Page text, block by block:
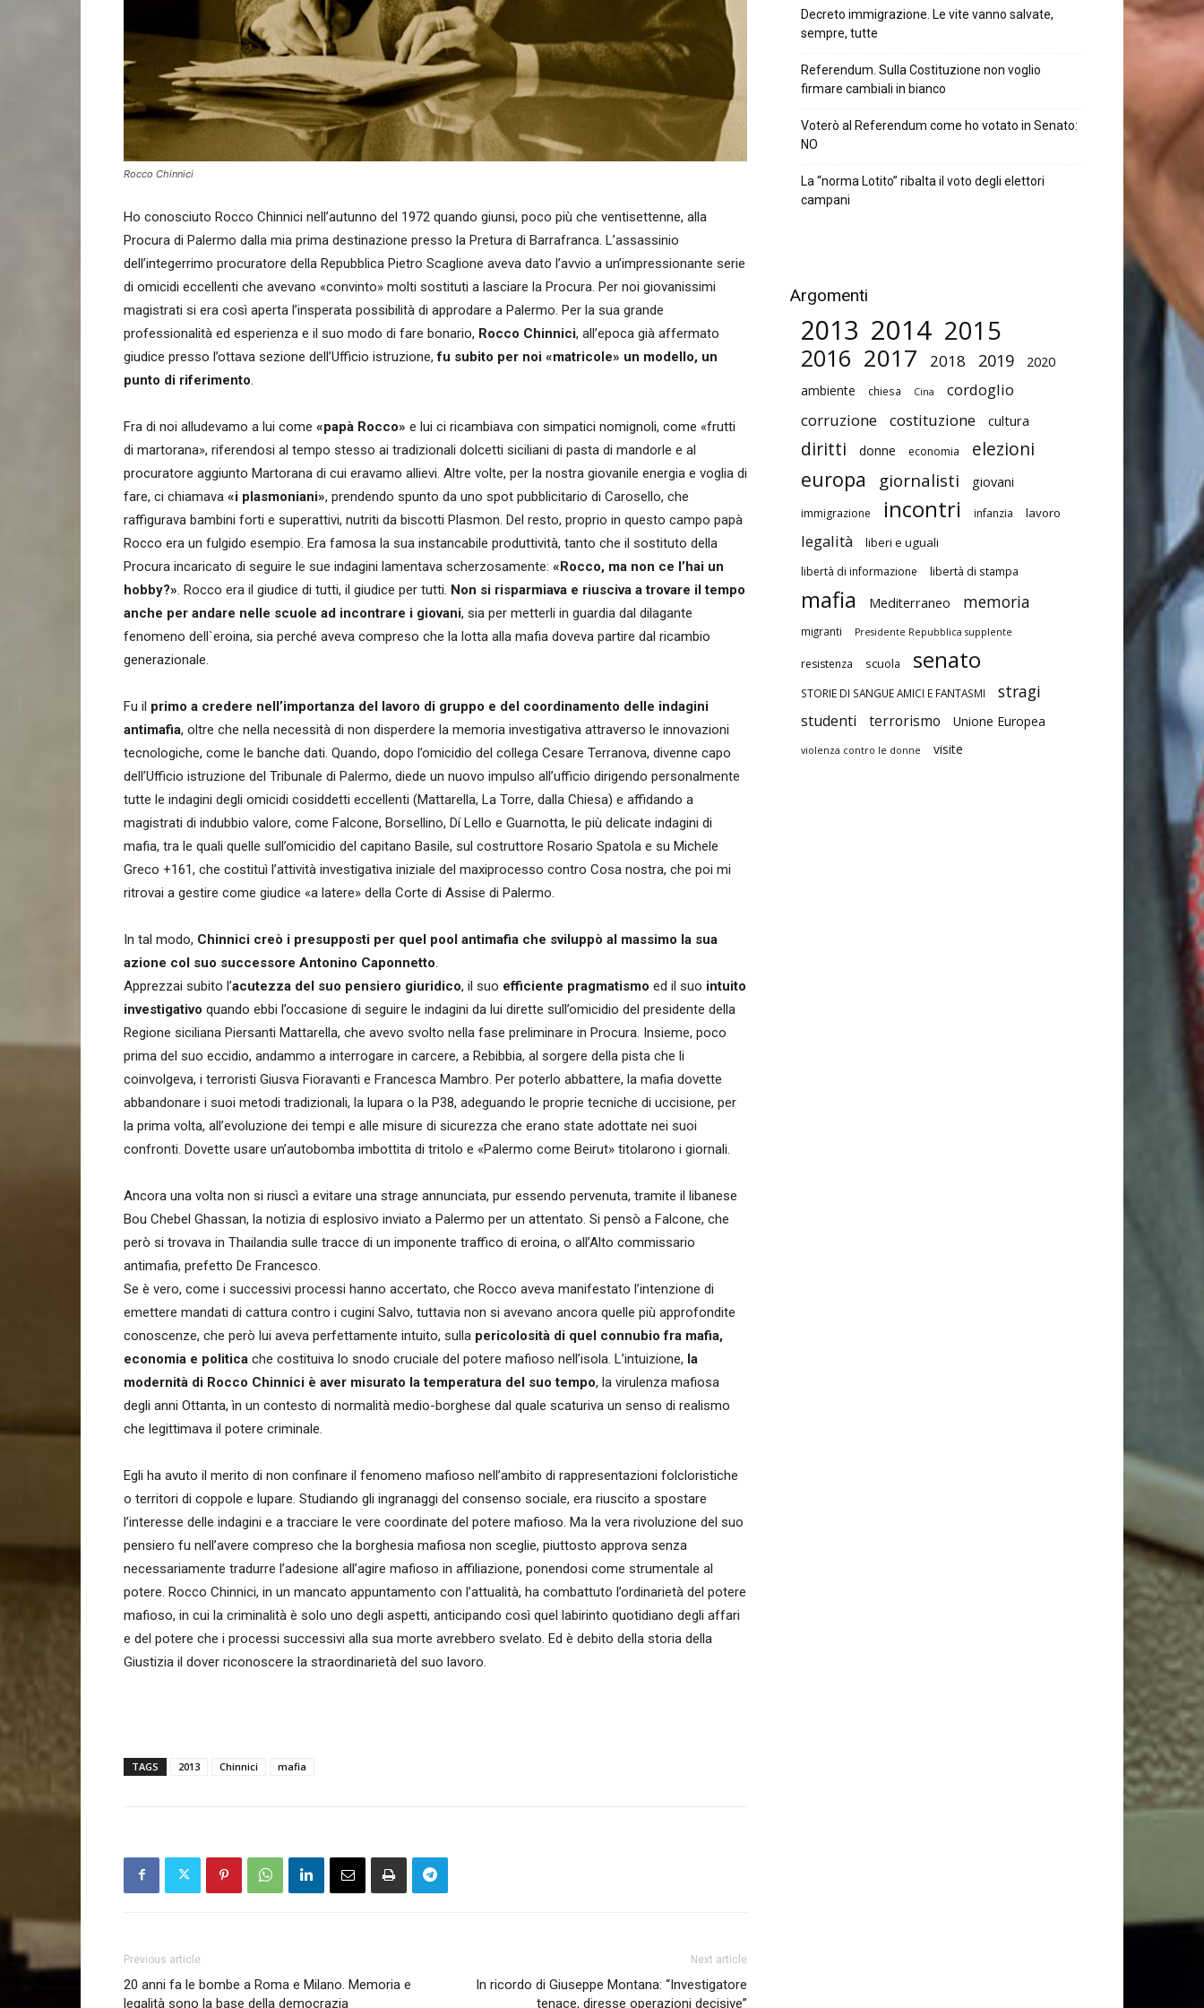
Rocco Chinnici
Ho conosciuto Rocco Chinnici nell’autunno del 1972 quando giunsi, poco più che ventisettenne, alla
Procura di Palermo dalla mia prima destinazione presso la Pretura di Barrafranca. L’assassinio
dell’integerrimo procuratore della Repubblica Pietro Scaglione aveva dato l’avvio a un’impressionante serie
di omicidi eccellenti che avevano «convinto» molti sostituti a lasciare la Procura. Per noi giovanissimi
magistrati si era così aperta l’insperata possibilità di approdare a Palermo. Per la sua grande
professionalità ed esperienza e il suo modo di fare bonario, Rocco Chinnici, all’epoca già affermato
giudice presso l’ottava sezione dell’Ufficio istruzione,fu subito per noi «matricole» un modello, un
punto di riferimento.
Fra di noi alludevamo a lui come «papà Rocco» e lui ci ricambiava con simpatici nomignoli, come «frutti
di martorana», riferendosi al tempo stesso ai tradizionali dolcetti siciliani di pasta di mandorle e al
procuratore aggiunto Martorana di cui eravamo allievi. Altre volte, per la nostra giovanile energia e voglia di
fare, ci chiamava «i plasmoniani», prendendo spunto da uno spot pubblicitario di Carosello, che
raffigurava bambini forti e superattivi, nutriti da biscotti Plasmon. Del resto, proprio in questo campo papà
Rocco era un fulgido esempio. Era famosa la sua instancabile produttività, tanto che il sostituto della
Procura incaricato di seguire le sue indagini lamentava scherzosamente: «Rocco, ma non ce l’hai un
hobby?». Rocco era il giudice di tutti, il giudice per tutti. Non si risparmiava e riusciva a trovare il tempo
anche per andare nelle scuole ad incontrare i giovani, sia per metterli in guardia dal dilagante
fenomeno dell`eroina, sia perché aveva compreso che la lotta alla mafia doveva partire dal ricambio
generazionale.
Fu il primo a credere nell’importanza del lavoro di gruppo e del coordinamento delle indagini
antimafia, oltre che nella necessità di non disperdere la memoria investigativa attraverso le innovazioni
tecnologiche, come le banche dati. Quando, dopo l’omicidio del collega Cesare Terranova, divenne capo
dell’Ufficio istruzione del Tribunale di Palermo, diede un nuovo impulso all’ufficio dirigendo personalmente
tutte le indagini degli omicidi cosiddetti eccellenti (Mattarella, La Torre, dalla Chiesa) e affidando a
magistrati di indubbio valore, come Falcone, Borsellino, Dí Lello e Guarnotta, le più delicate indagini di
mafia, tra le quali quelle sull’omicidio del capitano Basile, sul costruttore Rosario Spatola e su Michele
Greco +161, che costituì l’attività investigativa iniziale del maxiprocesso contro Cosa nostra, che poi mi
ritrovai a gestire come giudice «a latere» della Corte di Assise di Palermo.
In tal modo, Chinnici creò i presupposti per quel pool antimafia che sviluppò al massimo la sua
azione col suo successore Antonino Caponnetto.
Apprezzai subito l’acutezza del suo pensiero giuridico, il suo efficiente pragmatismo ed il suo intuito
investigativo quando ebbi l’occasione di seguire le indagini da lui dirette sull’omicidio del presidente della
Regione siciliana Piersanti Mattarella, che avevo svolto nella fase preliminare in Procura. Insieme, poco
prima del suo eccidio, andammo a interrogare in carcere, a Rebibbia, al sorgere della pista che li
coinvolgeva, i terroristi Giusva Fioravanti e Francesca Mambro. Per poterlo abbattere, la mafia dovette
abbandonare i suoi metodi tradizionali, la lupara o la P38, adeguando le proprie tecniche di uccisione, per
la prima volta, all’evoluzione dei tempi e alle misure di sicurezza che erano state adottate nei suoi
confronti. Dovette usare un’autobomba imbottita di tritolo e «Palermo come Beirut» titolarono i giornali.
Ancora una volta non si riuscì a evitare una strage annunciata, pur essendo pervenuta, tramite il libanese
Bou Chebel Ghassan, la notizia di esplosivo inviato a Palermo per un attentato. Si pensò a Falcone, che
però si trovava in Thailandia sulle tracce di un imponente traffico di eroina, o all’Alto commissario
antimafia, prefetto De Francesco.
Se è vero, come i successivi processi hanno accertato, che Rocco aveva manifestato l’intenzione di
emettere mandati di cattura contro i cugini Salvo, tuttavia non si avevano ancora quelle più approfondite
conoscenze, che però lui aveva perfettamente intuito, sulla pericolosità di quel connubio fra mafia,
economia e politica che costituiva lo snodo cruciale del potere mafioso nell’isola. L’intuizione, la
modernità di Rocco Chinnici è aver misurato la temperatura del suo tempo, la virulenza mafiosa
degli anni Ottanta, ìn un contesto di normalità medio-borghese dal quale scaturiva un senso di realismo
che legittimava il potere criminale.
Egli ha avuto il merito di non confinare il fenomeno mafioso nell’ambito di rappresentazioni folcloristiche
o territori di coppole e lupare. Studiando gli ingranaggi del consenso sociale, era riuscito a spostare
l’interesse delle indagini e a tracciare le vere coordinate del potere mafioso. Ma la vera rivoluzione del suo
pensiero fu nell’avere compreso che la borghesia mafiosa non sceglie, piuttosto approva senza
necessariamente tradurre l’adesione all’agire mafioso in affiliazione, ponendosi come strumentale al
potere. Rocco Chinnici, in un mancato appuntamento con l’attualità, ha combattuto l’ordinarietà del potere
mafioso, in cui la criminalità è solo uno degli aspetti, anticipando così quel labirinto quotidiano degli affari
e del potere che i processi successivi alla sua morte avrebbero svelato. Ed è debito della storia della
Giustizia il dover riconoscere la straordinarietà del suo lavoro.
TAGS 2013 Chinnici mafia
Previous article
20 anni fa le bombe a Roma e Milano. Memoria e
legalità sono la base della democrazia
Next article
In ricordo di Giuseppe Montana: “Investigatore
tenace, diresse operazioni decisive”
Decreto immigrazione. Le vite vanno salvate,
sempre, tutte
Referendum. Sulla Costituzione non voglio
firmare cambiali in bianco
Voterò al Referendum come ho votato in Senato:
NO
La “norma Lotito” ribalta il voto degli elettori
campani
Argomenti
2013 2014 2015
2016 2017 2018 2019 2020
ambiente chiesa Cina
cordoglio
corruzione
costituzione cultura
diritti donne economia elezioni
europa giornalisti giovani
immigrazione incontri infanzia lavoro
legalità liberi e uguali
libertà di informazione libertà di stampa
mafia Mediterraneo memoria
migranti Presidente Repubblica supplente
resistenza scuola senato
STORIE DI SANGUE AMICI E FANTASMI stragi
studenti terrorismo Unione Europea
violenza contro le donne visite